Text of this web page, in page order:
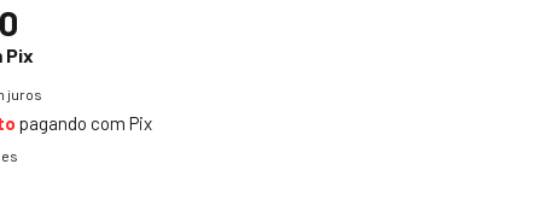
Pix
juros
pagando com Pix